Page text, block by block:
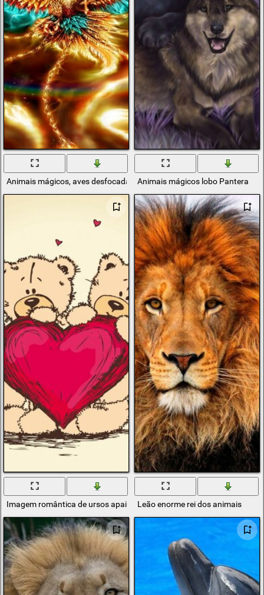
Animais mágicos, aves desfocadas Animais mágicos lobo Pantera
Imagem romântica de ursos apaixonadosLeão enorme rei dos animais